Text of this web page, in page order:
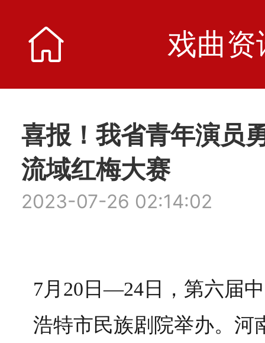
戏曲资
戏曲资
喜报！我省青年演员
流域红梅大赛
2023-07-26 02:14:02
7月20日—24日，第六届
浩特市民族剧院举办。河